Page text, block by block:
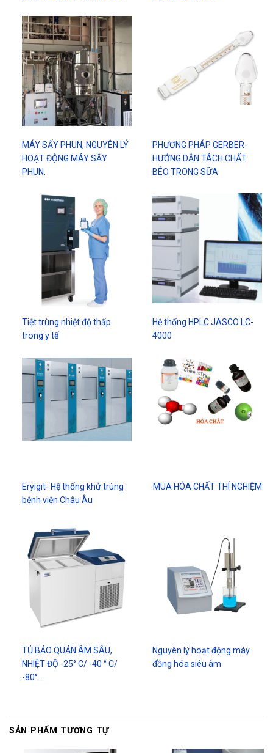
MÁY SẤY PHUN, NGUYÊN LÝ
HOẠT ĐỘNG MÁY SẤY
PHUN.
PHƯƠNG PHÁP GERBER-
HƯỚNG DẪN TÁCH CHẤT
BÉO TRONG SỮA
Tiệt trùng nhiệt độ thấp
trong y tế
Hệ thống HPLC JASCO LC-
4000
Eryigit- Hệ thống khử trùng
bệnh viện Châu Âu
MUA HÓA CHẤT THÍ NGHIỆM
TỦ BẢO QUẢN ÂM SÂU,
NHIỆT ĐỘ -25° C/ -40 ° C/
-80°…
Nguyên lý hoạt động máy
đồng hóa siêu âm
SẢN PHẨM TƯƠNG TỰ